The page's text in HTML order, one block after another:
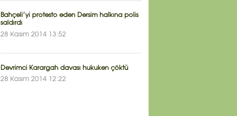
Bahçeli’yi protesto eden Dersim halkına polis
saldırdı
28 Kasım 2014 13:52
Devrimci Karargah davası hukuken çöktü
28 Kasım 2014 12:22